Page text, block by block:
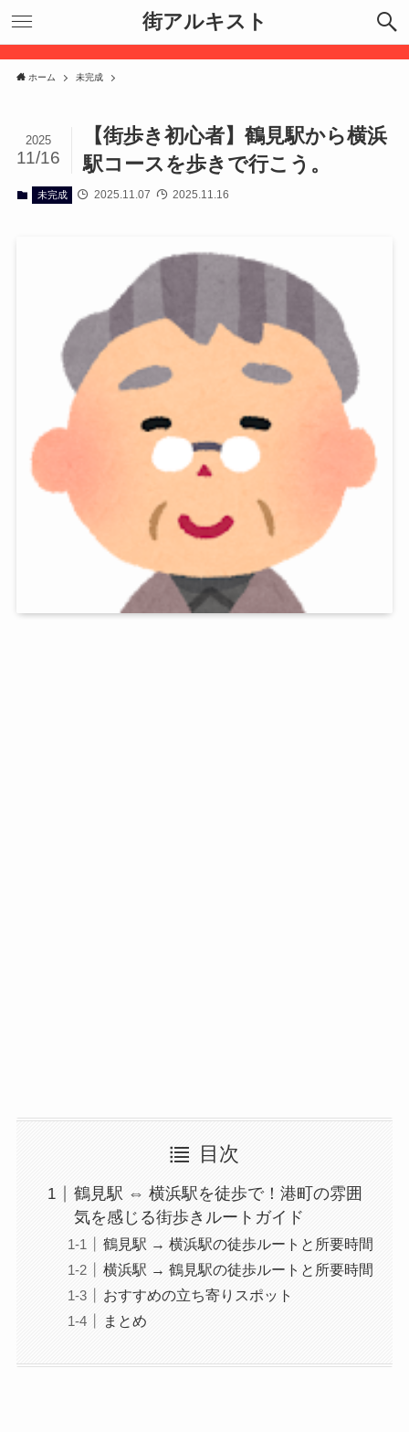
街アルキスト
ホーム 未完成
【街歩き初心者】鶴見駅から横浜
駅コースを歩きで行こう。
2025
11/16
未完成 2025.11.07 2025.11.16
目次
鶴見駅 ⇔ 横浜駅を徒歩で！港町の雰囲
気を感じる街歩きルートガイド
鶴見駅 → 横浜駅の徒歩ルートと所要時間
横浜駅 → 鶴見駅の徒歩ルートと所要時間
おすすめの立ち寄りスポット
まとめ